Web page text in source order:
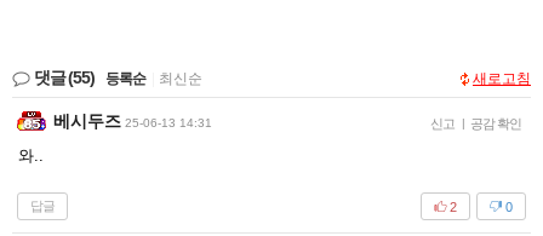
댓글(55) 등록순 최신순 새로고침
베시두즈 25-06-13 14:31 신고 | 공감 확인
와..
답글 0
2